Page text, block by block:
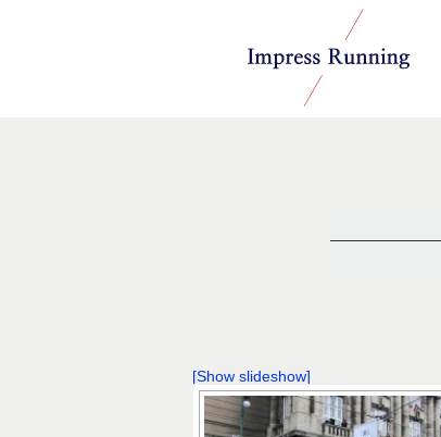
インプレスランニ
ング
[Show slideshow]